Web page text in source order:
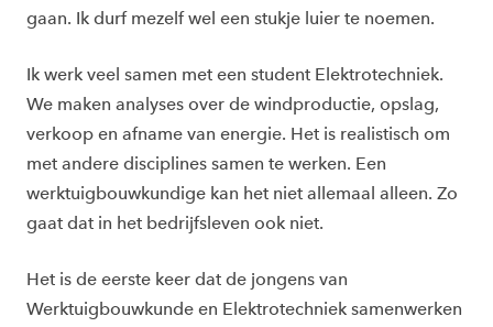
gaan. Ik durf mezelf wel een stukje luier te noemen.
Ik werk veel samen met een student Elektrotechniek.
We maken analyses over de windproductie, opslag,
verkoop en afname van energie. Het is realistisch om
met andere disciplines samen te werken. Een
werktuigbouwkundige kan het niet allemaal alleen. Zo
gaat dat in het bedrijfsleven ook niet.
Het is de eerste keer dat de jongens van
Werktuigbouwkunde en Elektrotechniek samenwerken